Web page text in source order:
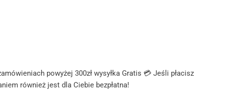
powyżej 300zł wysyłka Gratis 💳 Jeśli płacisz
również jest dla Ciebie bezpłatna!